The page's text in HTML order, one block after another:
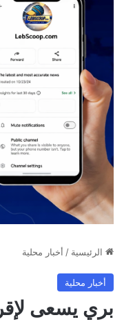
الرئيسية / أخبار محلية
أخبار محلية
بري يسعى